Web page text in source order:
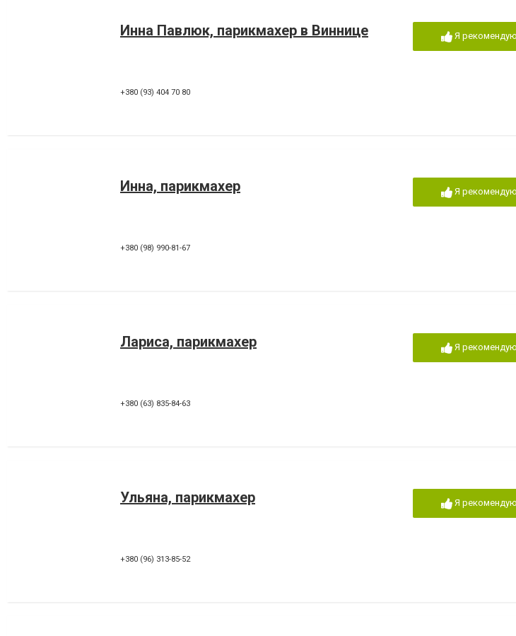
Инна Павлюк, парикмахер в Виннице
+380 (93) 404 70 80
Я рекомендую
Инна, парикмахер
+380 (98) 990-81-67
Я рекомендую
Лариса, парикмахер
+380 (63) 835-84-63
Я рекомендую
Ульяна, парикмахер
+380 (96) 313-85-52
Я рекомендую